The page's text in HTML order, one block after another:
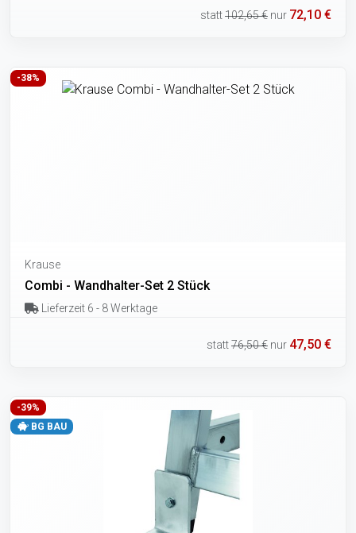
statt102,65 € nur 72,10 €
-38%
Krause
Combi - Wandhalter-Set 2 Stück
Lieferzeit 6 - 8 Werktage
statt76,50 € nur 47,50 €
-39%
BG BAU